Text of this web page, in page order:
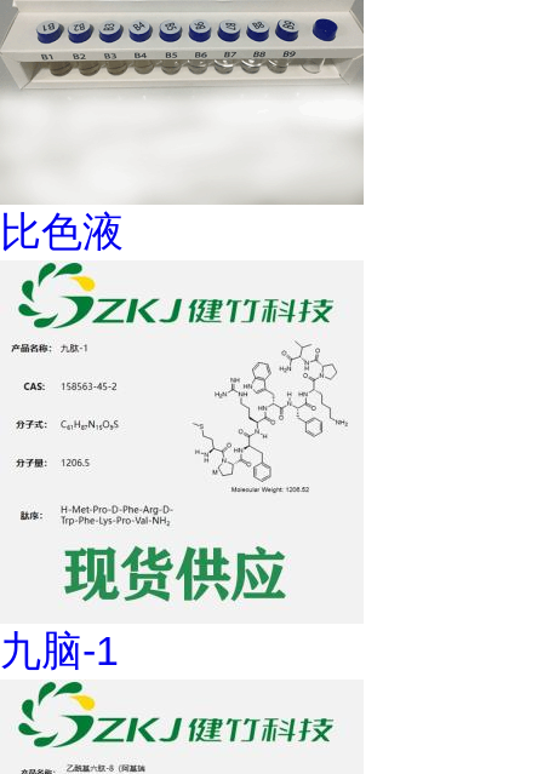
比色液
九脑-1